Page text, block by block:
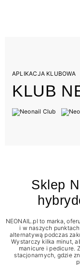
APLIKACJA KLUBOWA
KLUB
Sklep
NEONAIL.pl to marka,
i w naszych
alternatywą podczas
Wystarczy kilka minut,
manicure i pedicure.
stacjonarnych, gdzie